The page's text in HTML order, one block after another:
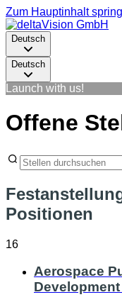
Zum Hauptinhalt
Deutsch
Deutsch
Launch with us!
Offene
Positionen
16
Aerospace